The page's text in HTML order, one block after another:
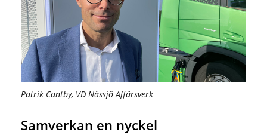
Patrik Cantby, VD Nässjö Affärsverk
Samverkan en nyckel